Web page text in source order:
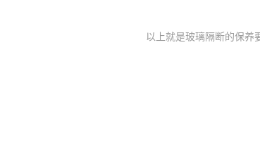
以上就是玻璃隔断的保养